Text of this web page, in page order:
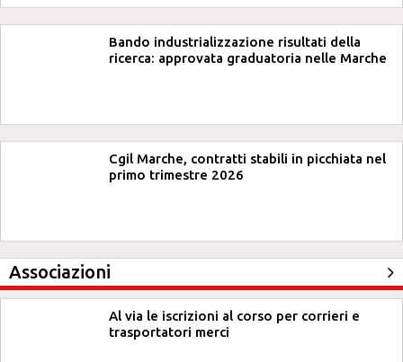
Bando industrializzazione risultati della
ricerca: approvata graduatoria nelle Marche
Cgil Marche, contratti stabili in picchiata nel
primo trimestre 2026
Associazioni
Al via le iscrizioni al corso per corrieri e
trasportatori merci